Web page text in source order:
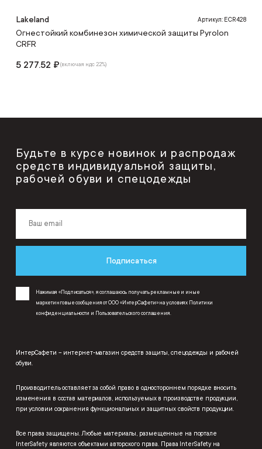
Lakeland Артикул: ECR428
Огнестойкий комбинезон химической защиты Pyrolon
CRFR
5 277.52 ₽(включая ндс 22%)
Будьте в курсе новинок и распродаж
средств индивидуальной защиты,
рабочей обуви и спецодежды
Подписаться
Нажимая «Подписаться», я соглашаюсь получать рекламные и иные
маркетинговые сообщения от ООО «ИнтерСафети» на условиях Политики
конфиденциальности и Пользовательского соглашения.
ИнтерСафети – интернет-магазин средств защиты, спецодежды и рабочей
обуви.
Производитель оставляет за собой право в одностороннем порядке вносить
изменения в состав материалов, используемых в производстве продукции,
при условии сохранения функциональных и защитных свойств продукции.
Все права защищены. Любые материалы, размещенные на портале
InterSafety являются объектами авторского права. Права InterSafety на